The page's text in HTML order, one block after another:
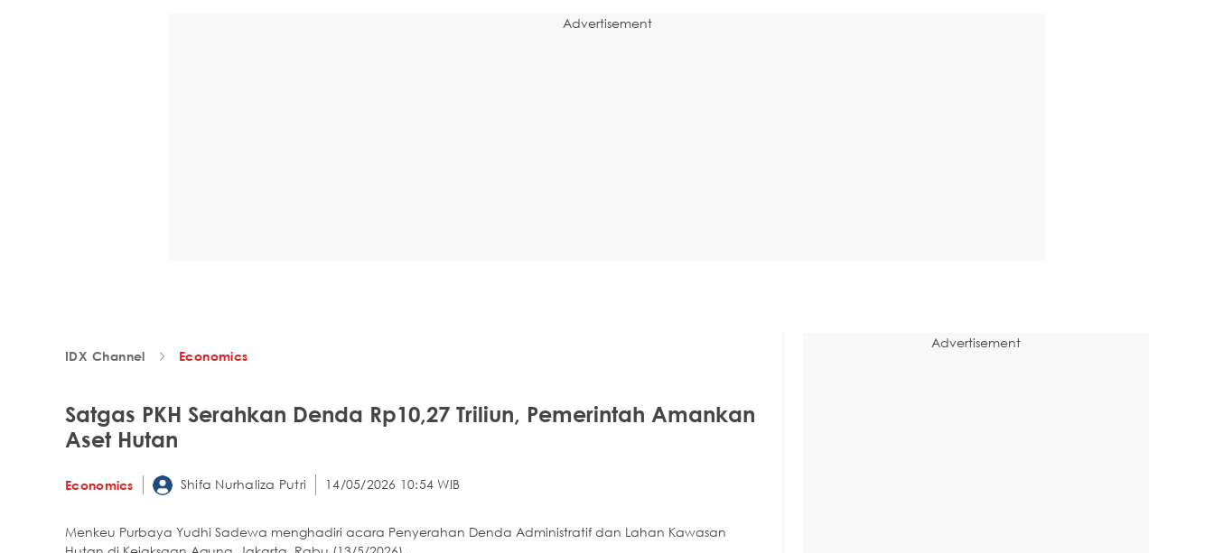
Advertisement
IDX Channel Economics
Satgas PKH Serahkan Denda Rp10,27 Triliun, Pemerintah Amankan
Aset Hutan
Economics Shifa Nurhaliza Putri 14/05/2026 10:54 WIB
Menkeu Purbaya Yudhi Sadewa menghadiri acara Penyerahan Denda Administratif dan Lahan Kawasan
Advertisement